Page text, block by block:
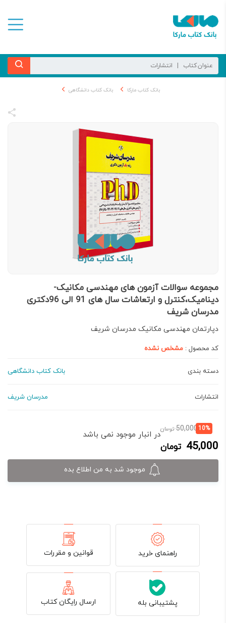
بانک کتاب مارکا بانک کتاب دانشگاهی
مجموعه سوالات آزمون های مهندسی مکانیک-
دینامیک،کنترل و ارتعاشات سال های 91 الی 96دکتری
مدرسان شریف
دپارتمان مهندسی مكانیک مدرسان شريف
کد محصول : مشخص نشده
دسته بندی بانک کتاب دانشگاهی
انتشارات مدرسان شریف
10%
50,000 تومانقیمت
اصلی:
45,000 تومان
قیمت
فعلی:
45,000 تومان.
در انبار موجود نمی باشد
موجود شد به من اطلاع بده
راهنمای خرید قوانین و مقررات
پشتیبانی بله ارسال رایگان کتاب